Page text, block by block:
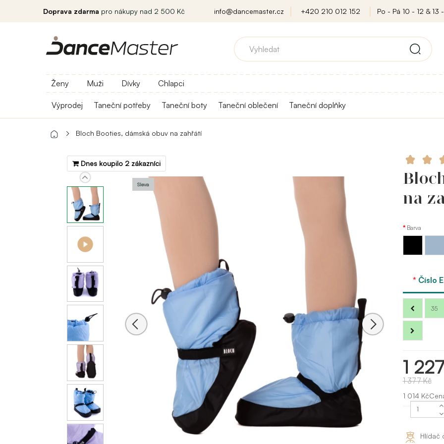
Doprava zdarma pro nákupy nad 2 500 Kč info@dancemaster.cz +420 210 012 152 Po - Pá 10 - 12 & 13
Ženy Muži Dívky Chlapci
Výprodej Taneční potřeby Taneční boty Taneční oblečení Taneční doplňky
Bloch Booties, dámská obuv na zahřátí
Dnes koupilo 2 zákazníci
Sleva
na
Barva
blue
Číslo
35
1
1 377 Kč
1 014
Hlídač